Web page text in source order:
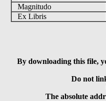
Magnitudo
Ex Libris
By downloading this file,
Do not
The absolute